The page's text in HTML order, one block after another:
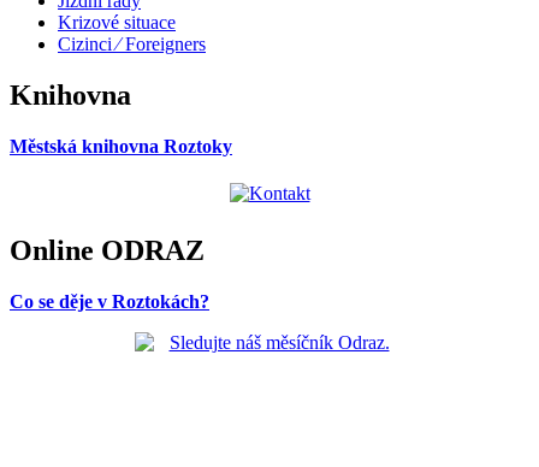
Krizové situace
Cizinci ⁄ Foreigners
Knihovna
Městská knihovna Roztoky
Online ODRAZ
Co se děje v Roztokách?